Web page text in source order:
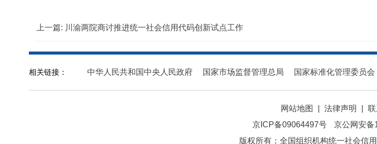
上一篇: 川渝两院商讨推进统一社会信用代码创新试点工作
相关链接： 中华人民共和国中央人民政府 国家市场监督管理总局 国家标准化管理委员会
网站地图 法律声明
京ICP备09064497号
京公网安备
版权所有：全国组织机构统一社会信